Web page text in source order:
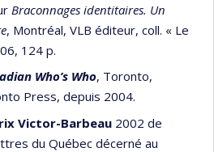
Braconnages identitaires. Un
, Montréal, VLB éditeur, coll. « Le
124 p.
Who’s Who, Toronto,
Press, depuis 2004.
Victor-Barbeau 2002 de
du Québec décerné au